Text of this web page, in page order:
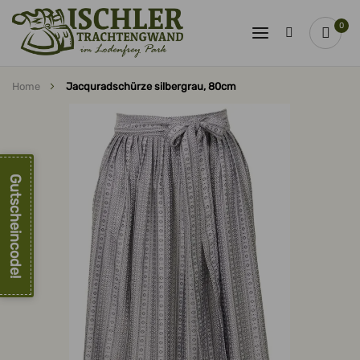
0
Home Jacquradschürze silbergrau, 80cm
springen
Gutscheincode!